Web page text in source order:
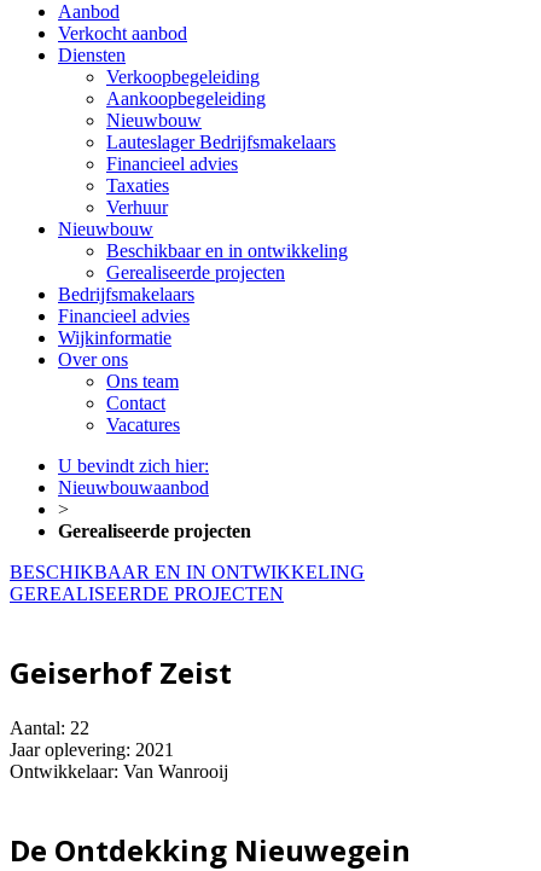
Aanbod
Verkocht aanbod
Diensten
Verkoopbegeleiding
Aankoopbegeleiding
Nieuwbouw
Lauteslager Bedrijfsmakelaars
Financieel advies
Taxaties
Verhuur
Nieuwbouw
Beschikbaar en in ontwikkeling
Gerealiseerde projecten
Bedrijfsmakelaars
Financieel advies
Wijkinformatie
Over ons
Ons team
Contact
Vacatures
U bevindt zich hier:
Nieuwbouwaanbod
>
Gerealiseerde projecten
BESCHIKBAAR EN IN ONTWIKKELING
GEREALISEERDE PROJECTEN
Geiserhof Zeist
Aantal: 22
Jaar oplevering: 2021
Ontwikkelaar: Van Wanrooij
De Ontdekking Nieuwegein